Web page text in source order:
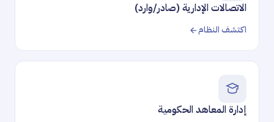
الاتصالات الإدارية (صادر/وارد)
اكتشف النظام
إدارة المعاهد الحكومية